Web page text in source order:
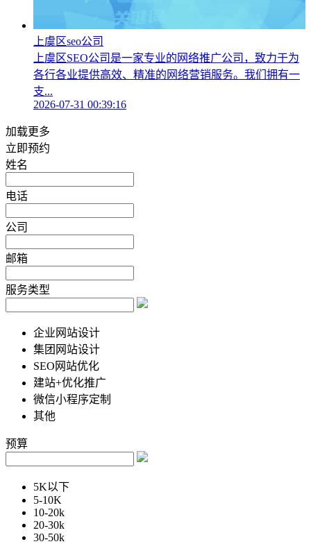
上虞区seo公司
上虞区SEO公司是一家专业的网络推广公司，致力于为
各行各业提供高效、精准的网络营销服务。我们拥有一
支...
2026-07-31 00:39:16
加载更多
立即预约
姓名
电话
公司
邮箱
服务类型
企业网站设计
集团网站设计
SEO网站优化
建站+优化推广
微信小程序定制
其他
预算
5K以下
5-10K
10-20k
20-30k
30-50k